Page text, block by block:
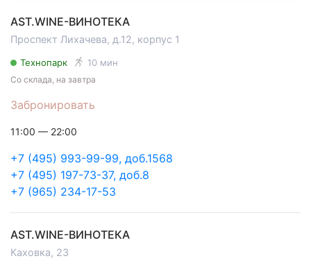
AST.WINE-ВИНОТЕКА
Проспект Лихачева, д.12, корпус 1
Технопарк 10 мин
Забронировать
Со склада, на завтра
+7 (495) 993-99-99, доб.1568
+7 (495) 197-73-37, доб.8
+7 (965) 234-17-53
11:00 — 22:00
AST.WINE-ВИНОТЕКА
Каховка, 23